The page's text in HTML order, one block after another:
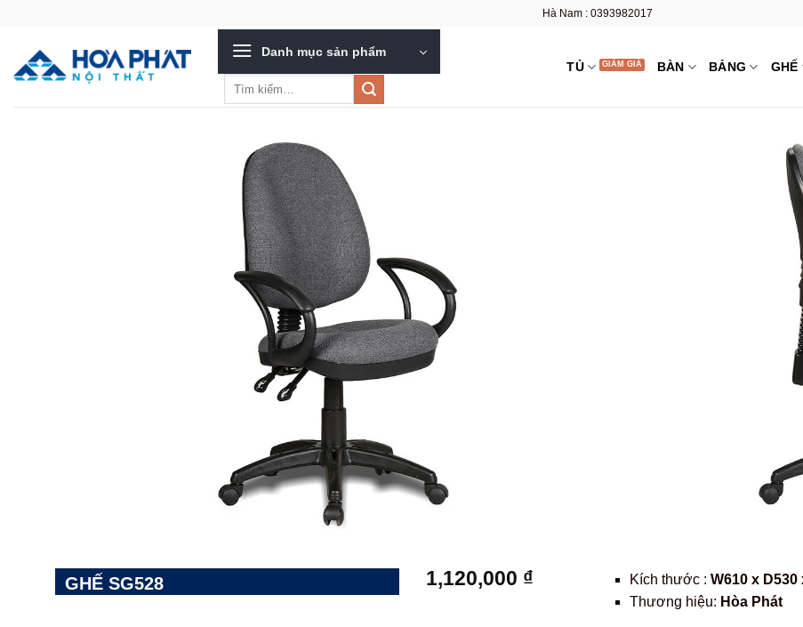
dung
Hà Nam : 0393982017
Danh mục sản phẩm
TỦ BÀN BẢNG GHẾ
GHẾ SG528 1,120,000 ₫ Kích thước : W610 x D530
Thương hiệu: Hòa Phát